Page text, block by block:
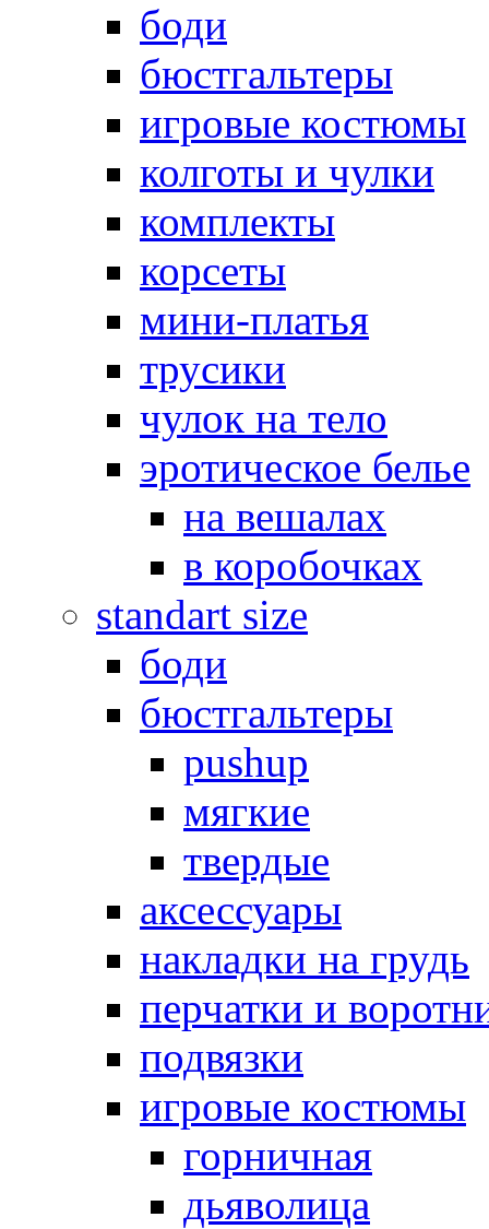
боди
бюстгальтеры
игровые костюмы
колготы и чулки
комплекты
корсеты
мини-платья
трусики
чулок на тело
эротическое белье
на вешалах
в коробочках
standart size
боди
бюстгальтеры
pushup
мягкие
твердые
аксессуары
накладки на грудь
перчатки и
подвязки
игровые костюмы
горничная
дьяволица